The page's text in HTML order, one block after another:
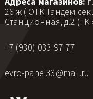
26 ж ( ОТК Тандем
Станционная, д.2 (ТК
+7 (930) 033-97-77
evro-panel33@mail.ru